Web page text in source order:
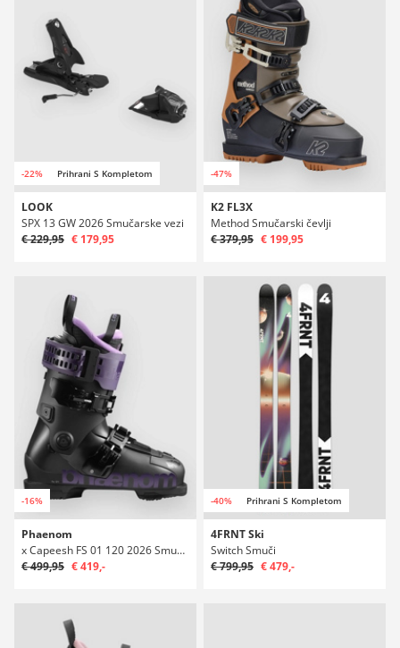
-22% Prihrani S Kompletom
LOOK
SPX 13 GW 2026 Smučarske vezi
€ 229,95 € 179,95
-47%
K2 FL3X
Method Smučarski čevlji
€ 379,95 € 199,95
-16%
Phaenom
x Capeesh FS 01 120 2026 Smučarski čevlji
€ 499,95 € 419,-
-40% Prihrani S Kompletom
4FRNT Ski
Switch Smuči
€ 799,95 € 479,-